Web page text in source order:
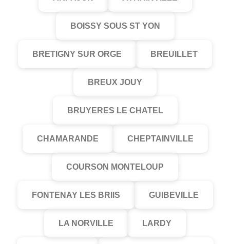
BOISSY SOUS ST YON
BRETIGNY SUR ORGE BREUILLET
BREUX JOUY
BRUYERES LE CHATEL
CHAMARANDE CHEPTAINVILLE
COURSON MONTELOUP
FONTENAY LES BRIIS GUIBEVILLE
LA NORVILLE LARDY